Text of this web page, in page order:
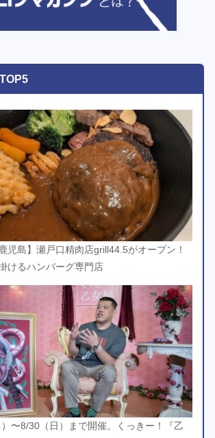
児島】瀬戸口精肉店grill44.5がオープン！
けるハンバーグ専門店
）〜8/30（日）まで開催。くっきー！『乙